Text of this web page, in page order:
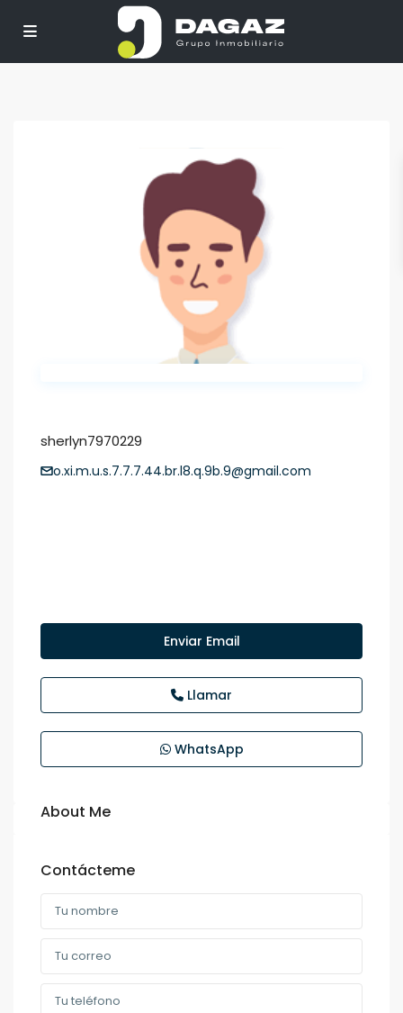
sherlyn7970229
o.xi.m.u.s.7.7.7.44.br.l8.q.9b.9@gmail.com
Enviar Email
Llamar
WhatsApp
About Me
Contácteme